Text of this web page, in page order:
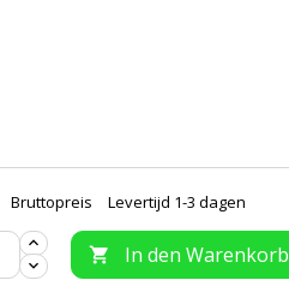
Bruttopreis Levertijd 1-3 dagen
 In den Warenkorb